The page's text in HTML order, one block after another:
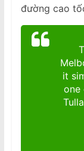
đường cao
it
one